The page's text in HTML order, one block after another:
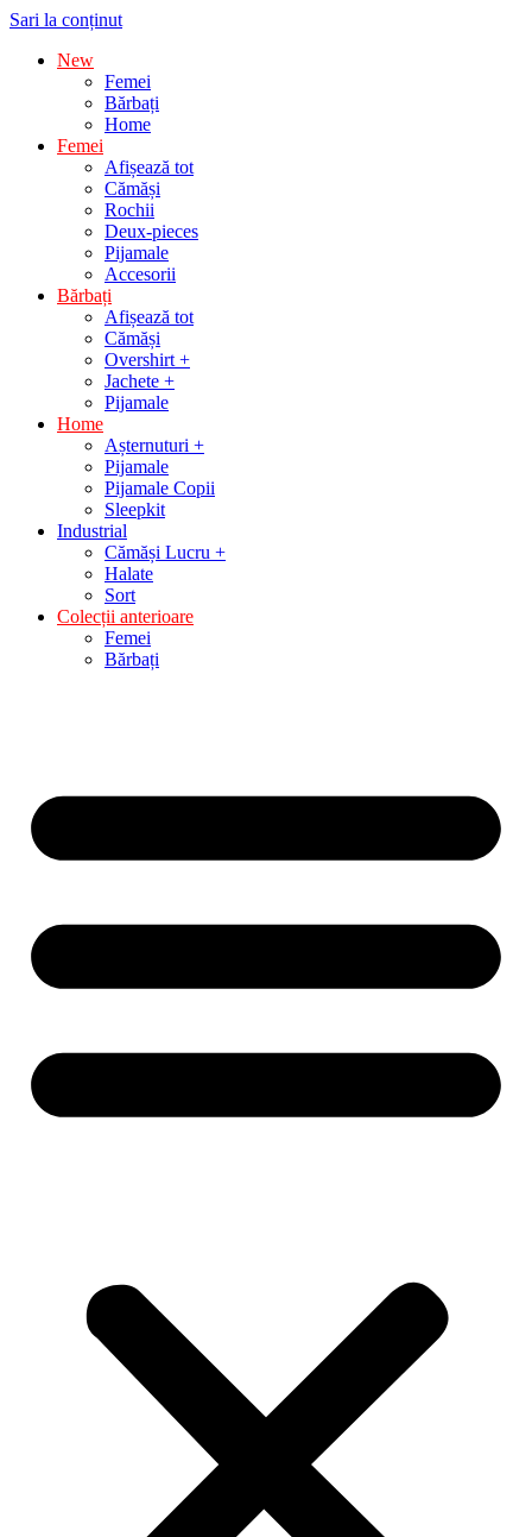
Sari la conținut
New
Femei
Bărbați
Home
Femei
Afișează tot
Cămăși
Rochii
Deux-pieces
Pijamale
Accesorii
Bărbați
Afișează tot
Cămăși
Overshirt +
Jachete +
Pijamale
Home
Așternuturi +
Pijamale
Pijamale Copii
Sleepkit
Industrial
Cămăși Lucru +
Halate
Sort
Colecții anterioare
Femei
Bărbați